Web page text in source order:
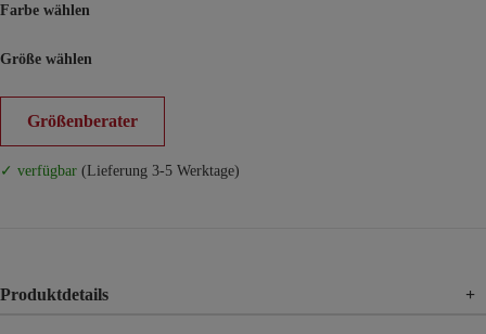
Farbe wählen
Größe wählen
Größenberater
✓ verfügbar (Lieferung 3-5 Werktage)
Produktdetails +